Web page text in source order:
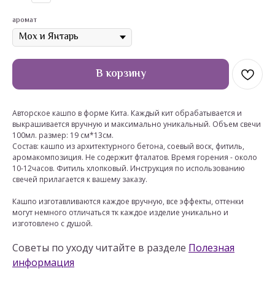
аромат
В корзину
Авторское кашпо в форме Кита. Каждый кит обрабатывается и
выкрашивается вручную и максимально уникальный. Объем свечи
100мл. размер: 19 см*13см.
Состав: кашпо из архитектурного бетона, соевый воск, фитиль,
аромакомпозиция. Не содержит фталатов. Время горения - около
10-12часов. Фитиль хлопковый. Инструкция по использованию
свечей прилагается к вашему заказу.
Кашпо изготавливаются каждое вручную, все эффекты, оттенки
могут немного отличаться тк каждое изделие уникально и
изготовлено с душой.
Советы по уходу читайте в разделе Полезная
информация